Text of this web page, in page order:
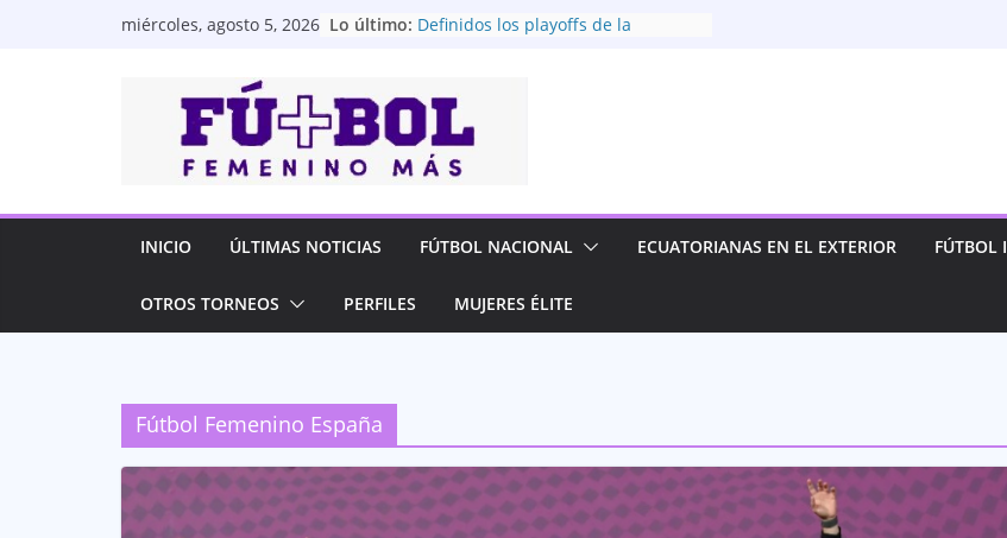
miércoles, agosto 5, 2026 Lo último: Definidos los playoffs de la
entre las cuatro mejores de la
Barcelona SC golea y clasifica a las
semifinales de la Superliga
Así se jugarán los playoffs de la
Superliga Femenina 2026
INICIO ÚLTIMAS NOTICIAS FÚTBOL NACIONAL ECUATORIANAS EN EL EXTERIOR FÚTBOL
OTROS TORNEOS PERFILES MUJERES ÉLITE
Fútbol Femenino España